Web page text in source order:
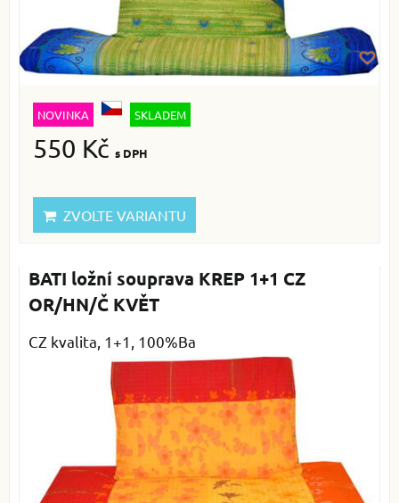
NOVINKA SKLADEM
550 Kč s DPH
ZVOLTE VARIANTU
BATI ložní souprava KREP 1+1 CZ
OR/HN/Č KVĚT
CZ kvalita, 1+1, 100%Ba